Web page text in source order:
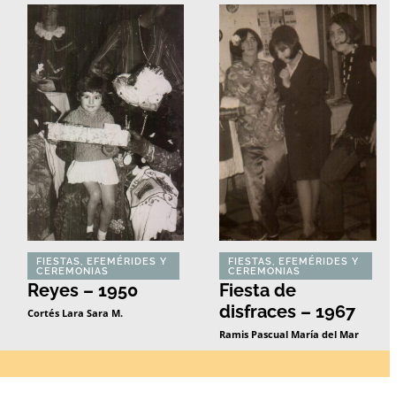
FIESTAS, EFEMÉRIDES Y
CEREMONIAS
Reyes – 1950
Cortés Lara Sara M.
FIESTAS, EFEMÉRIDES Y
CEREMONIAS
Fiesta de
disfraces – 1967
Ramis Pascual María del Mar